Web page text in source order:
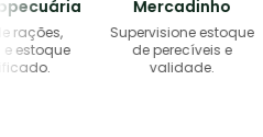
Mercadinho
Supervisione estoque
de perecíveis e
validade.